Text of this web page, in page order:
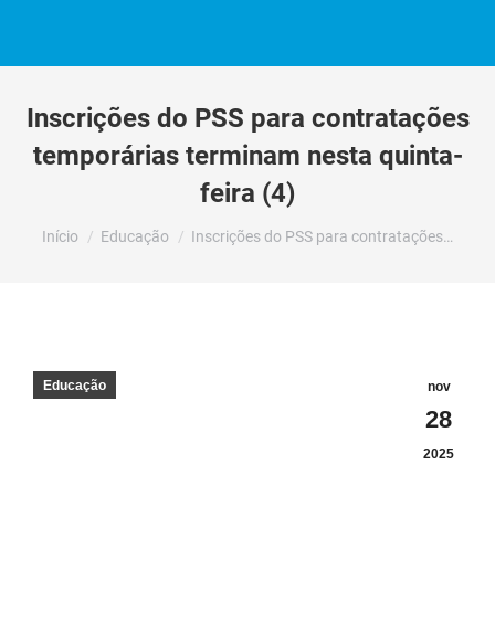
Inscrições do PSS para contratações
temporárias terminam nesta quinta-
feira (4)
Você está aqui:
Início Educação Inscrições do PSS para contratações…
nov
28
2025
Educação